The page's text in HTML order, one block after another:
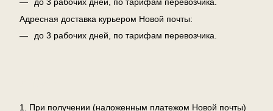
Адресная доставка курьером Новой почты:
до 3 рабочих дней, по тарифам перевозчика.
1. При получении (наложенным платежом Новой почты)